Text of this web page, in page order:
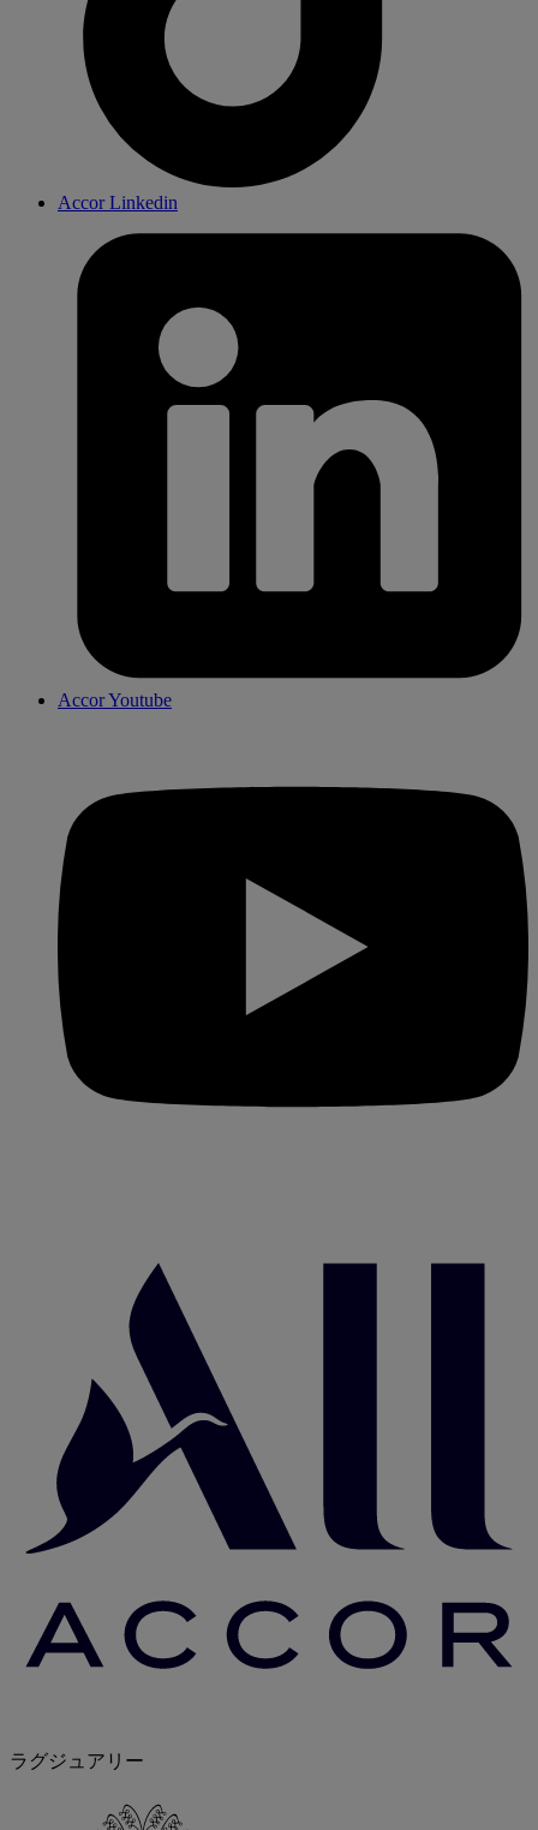
Accor Linkedin
Accor Youtube
ラグジュアリー